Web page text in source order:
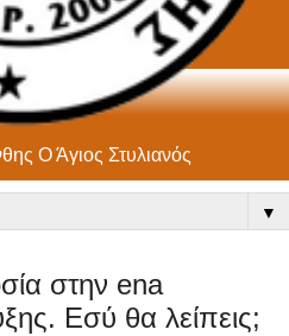
Ο Άγιος Στυλιανός
▼
στην ena
Εσύ θα λείπεις;